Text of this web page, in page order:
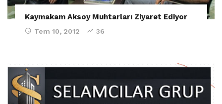
Kaymakam Aksoy Muhtarları Ziyaret Ediyor
Tem 10, 2012 36